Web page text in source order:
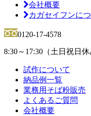
会社概要
カガセイフンに
0120-17-4578
8:30～17:30（土日祝日休
試作について
納品例一覧
業務用そば粉販売
よくあるご質問
会社概要